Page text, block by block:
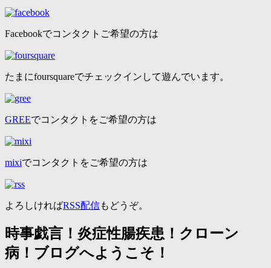
Facebookでコンタクトご希望の方は
たまにfoursquareでチェックインして遊んでいます。
GREEでコンタクトをご希望の方は
mixiでコンタクトをご希望の方は
よろしければRSS配信もどうぞ。
時事戯言！炎症性腸疾患！クローン
病！ブログへようこそ！